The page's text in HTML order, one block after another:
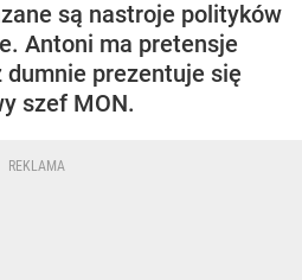
są nastroje polityków
Antoni ma pretensje
prezentuje się
szef MON.